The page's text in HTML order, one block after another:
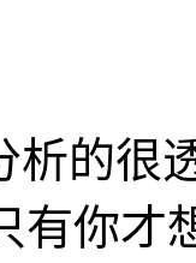
析的很
有你才